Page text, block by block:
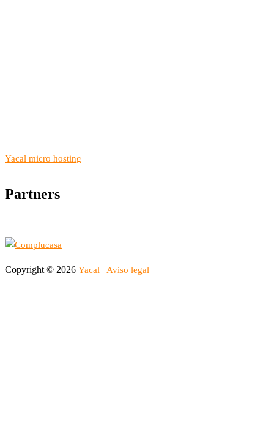
Yacal micro hosting
Partners
Copyright © 2026 Yacal Aviso legal